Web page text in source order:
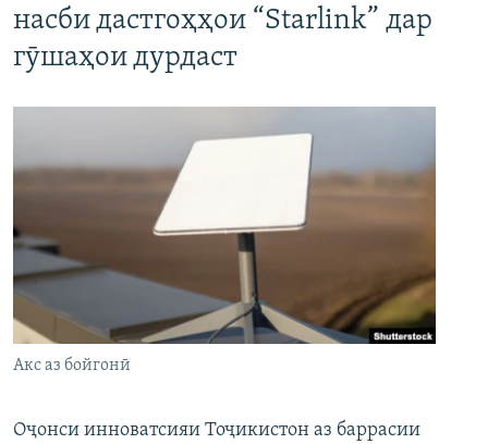
насби дастгоҳҳои “Starlink” дар
гӯшаҳои дурдаст
Акс аз бойгонӣ
Оҷонси инноватсияи Тоҷикистон аз баррасии